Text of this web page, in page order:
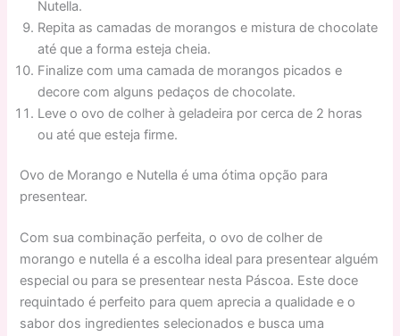
Nutella.
Repita as camadas de morangos e mistura de chocolate
até que a forma esteja cheia.
Finalize com uma camada de morangos picados e
decore com alguns pedaços de chocolate.
Leve o ovo de colher à geladeira por cerca de 2 horas
ou até que esteja firme.
Ovo de Morango e Nutella é uma ótima opção para
presentear.
Com sua combinação perfeita, o ovo de colher de
morango e nutella é a escolha ideal para presentear alguém
especial ou para se presentear nesta Páscoa. Este doce
requintado é perfeito para quem aprecia a qualidade e o
sabor dos ingredientes selecionados e busca uma